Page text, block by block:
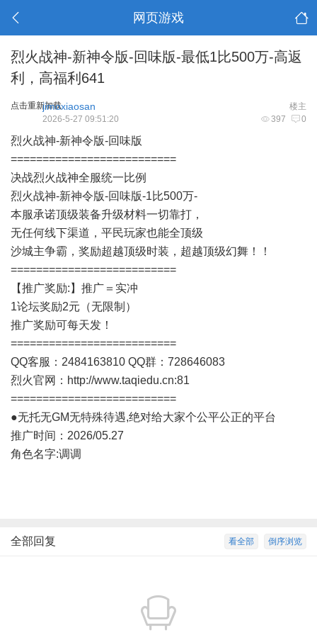
网页游戏
烈火战神-新神令版-回味版-最低1比500万-高返
利，高福利641
点击重新加载 楼主
jimoxiaosan
397 0
2026-5-27 09:51:20
烈火战神-新神令版-回味版
==========================
决战烈火战神全服统一比例
烈火战神-新神令版-回味版-1比500万-
本服承诺顶级装备升级材料一切靠打，
无任何线下渠道，平民玩家也能全顶级
沙城主争霸，奖励超越顶级时装，超越顶级幻舞！！
==========================
【推广奖励:】推广＝实冲
1论坛奖励2元（无限制）
推广奖励可每天发！
==========================
QQ客服：2484163810 QQ群：728646083
烈火官网： http://www.taqiedu.cn:81
==========================
●无托无GM无特殊待遇,绝对给大家个公平公正的平台
推广时间：2026/05.27
角色名字:调调
倒序浏览
看全部
全部回复